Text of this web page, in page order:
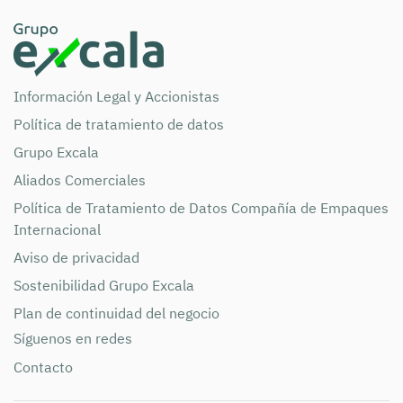
Información Legal y Accionistas
Política de tratamiento de datos
Grupo Excala
Aliados Comerciales
Política de Tratamiento de Datos Compañía de Empaques
Internacional
Aviso de privacidad
Sostenibilidad Grupo Excala
Plan de continuidad del negocio
Síguenos en redes
Contacto